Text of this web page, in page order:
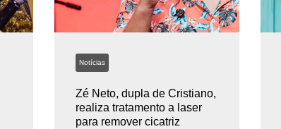
Notícias
Zé Neto, dupla de Cristiano,
realiza tratamento a laser
para remover cicatriz